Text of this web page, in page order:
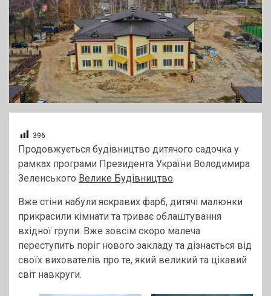
396
Продовжується будівництво дитячого садочка у
рамках програми Президента України Володимира
Зеленського Велике Будівництво.
Вже стіни набули яскравих фарб, дитячі малюнки
прикрасили кімнати та триває облаштування
вхідної групи. Вже зовсім скоро малеча
переступить поріг нового закладу та дізнається від
своїх вихователів про те, який великий та цікавий
світ навкруги.